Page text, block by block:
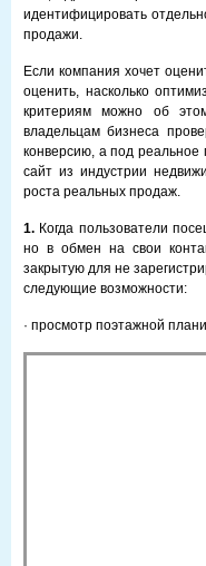
идентифицировать
продажи.
Если компания хочет
оценить, насколько
критериям можно об
владельцам бизнеса
конверсию, а под реальное
сайт из индустрии
роста реальных продаж.
1. Когда пользователи
но в обмен на свои
закрытую для не
следующие возможности:
· просмотр поэтажной